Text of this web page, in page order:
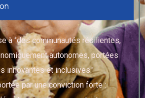
à ‘’des communautés résilientes,
autonomes, portées
innovantes et inclusives."
par une conviction forte :